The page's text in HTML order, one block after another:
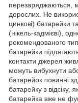
перезаряджаються,
дорослих. Не
цинкові) батарейки
(нікель-кадмієві),
рекомендованого
батарейки
контакти джерел
можуть вибухнути
батарейок повинні
батарейку з відсіку,
батарейка вже не